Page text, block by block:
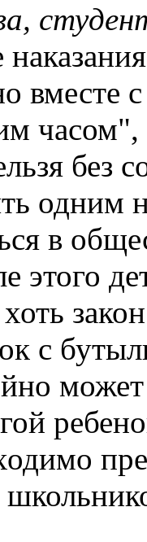
вместе
часом",
без
одним
в
этого
закон
с